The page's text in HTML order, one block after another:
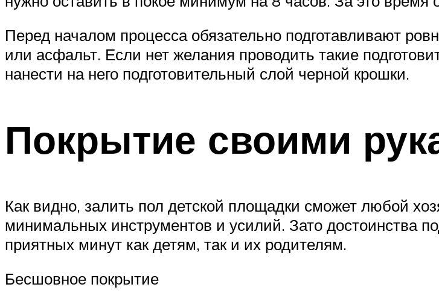
Перед началом процесса обязательно подготавливают
или асфальт. Если нет желания проводить такие
нанести на него подготовительный слой черной крошки.
Покрытие своими
Как видно, залить пол детской площадки сможет любой
минимальных инструментов и усилий. Зато достоинства
приятных минут как детям, так и их родителям.
Бесшовное покрытие